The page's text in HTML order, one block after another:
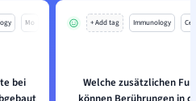
Mo
bei
+ Add tag Immunology
Welche zusätzlichen